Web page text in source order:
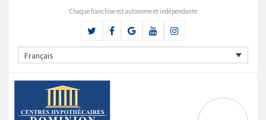
Chaque franchise est autonome et indépendante
Français